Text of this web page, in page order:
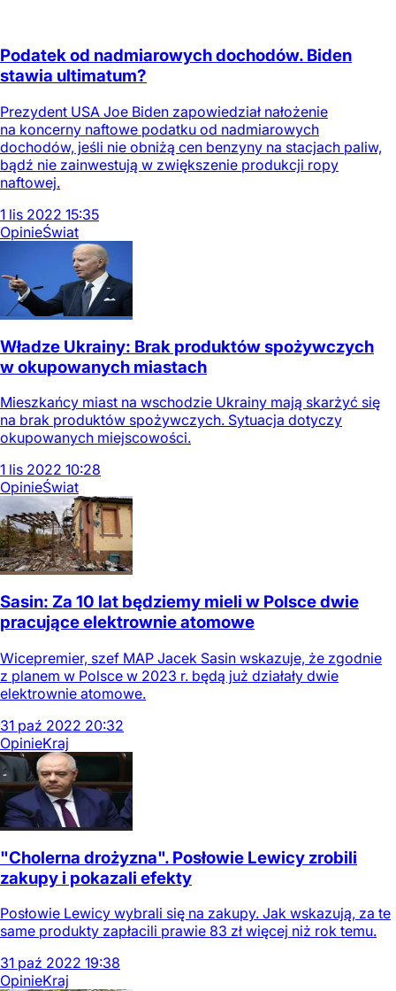
Podatek od nadmiarowych dochodów. Biden
stawia ultimatum?
Prezydent USA Joe Biden zapowiedział nałożenie
na koncerny naftowe podatku od nadmiarowych
dochodów, jeśli nie obniżą cen benzyny na stacjach paliw,
bądź nie zainwestują w zwiększenie produkcji ropy
naftowej.
1 lis 2022 15:35
OpinieŚwiat
Władze Ukrainy: Brak produktów spożywczych
w okupowanych miastach
Mieszkańcy miast na wschodzie Ukrainy mają skarżyć się
na brak produktów spożywczych. Sytuacja dotyczy
okupowanych miejscowości.
1 lis 2022 10:28
OpinieŚwiat
Sasin: Za 10 lat będziemy mieli w Polsce dwie
pracujące elektrownie atomowe
Wicepremier, szef MAP Jacek Sasin wskazuje, że zgodnie
z planem w Polsce w 2023 r. będą już działały dwie
elektrownie atomowe.
31 paź 2022 20:32
OpinieKraj
"Cholerna drożyzna". Posłowie Lewicy zrobili
zakupy i pokazali efekty
Posłowie Lewicy wybrali się na zakupy. Jak wskazują, za te
same produkty zapłacili prawie 83 zł więcej niż rok temu.
31 paź 2022 19:38
OpinieKraj